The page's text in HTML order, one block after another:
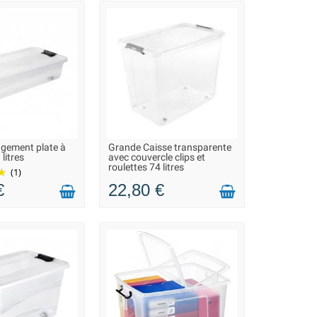
à 60 L.
pour une meilleure stabilité.
ou des dossiers.
2 À 3 JOURS
plate à
litres
(1)
LIVRAISON 2 À 3 JOURS
Grande Caisse transparente
avec couvercle clips et
roulettes 74 litres
22,80 €